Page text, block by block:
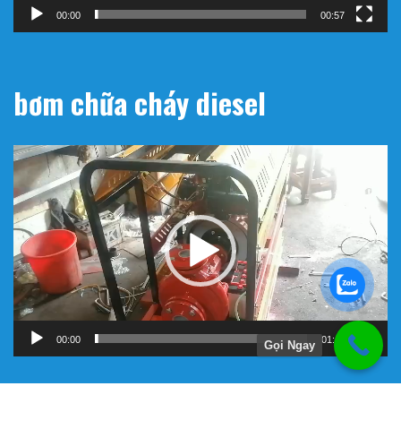
00:00 00:57
bơm chữa cháy diesel
Trình
chơi
Video
00:00 01:11
Gọi Ngay